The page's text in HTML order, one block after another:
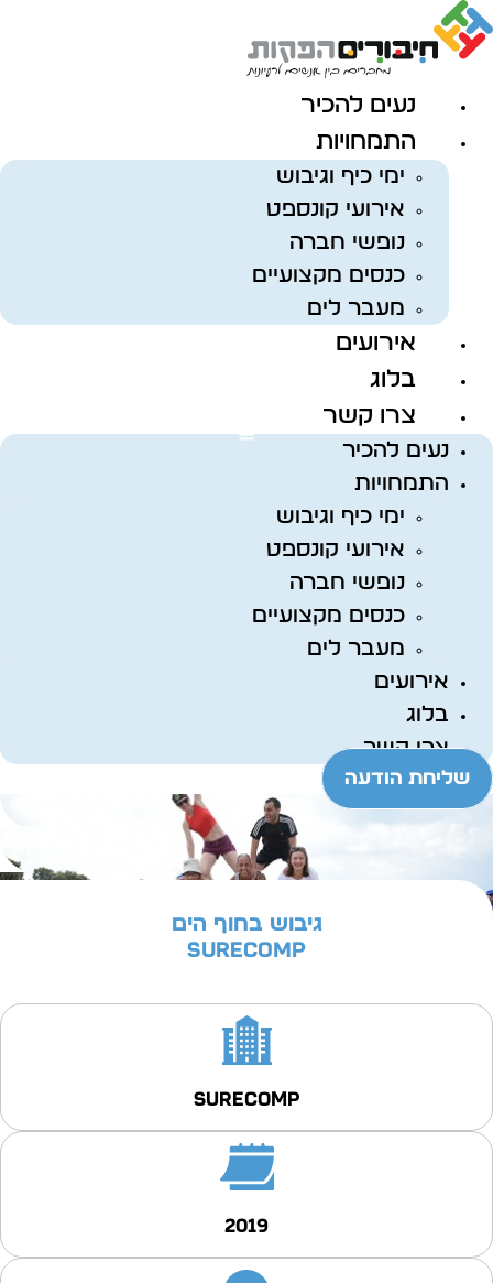
נעים להכיר
התמחויות
ימי כיף וגיבוש
אירועי קונספט
נופשי חברה
כנסים מקצועיים
מעבר לים
אירועים
בלוג
צרו קשר
נעים להכיר
התמחויות
ימי כיף וגיבוש
אירועי קונספט
נופשי חברה
כנסים מקצועיים
מעבר לים
אירועים
בלוג
צרו קשר
שליחת הודעה
גיבוש בחוף הים
SURECOMP
SURECOMP
2019